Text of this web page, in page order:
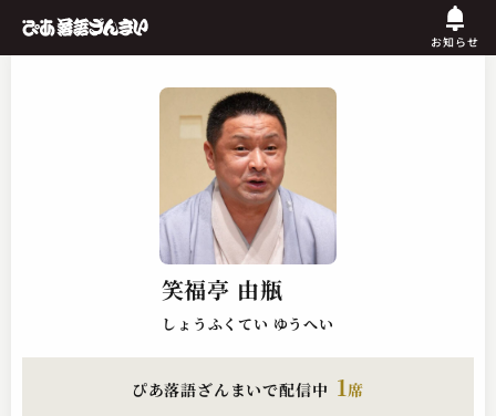
お知らせ
笑福亭 由瓶
しょうふくてい ゆうへい
ぴあ落語ざんまいで配信中 1席